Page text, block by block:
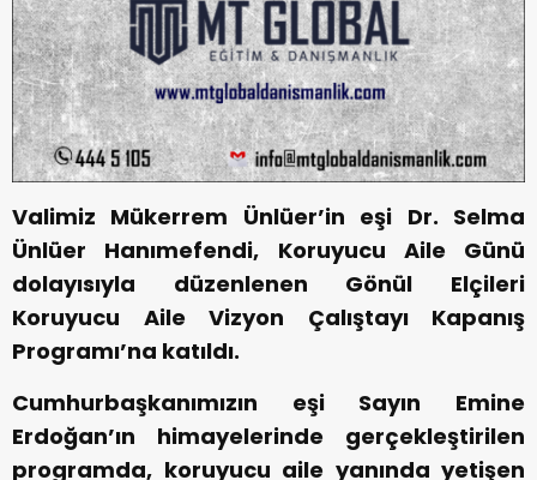
Valimiz Mükerrem Ünlüer’in eşi Dr. Selma
Ünlüer Hanımefendi, Koruyucu Aile Günü
dolayısıyla düzenlenen Gönül Elçileri
Koruyucu Aile Vizyon Çalıştayı Kapanış
Programı’na katıldı.
Cumhurbaşkanımızın eşi Sayın Emine
Erdoğan’ın himayelerinde gerçekleştirilen
programda, koruyucu aile yanında yetişen